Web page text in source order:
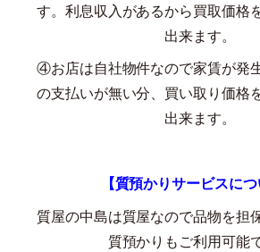
す。利息収入があるから買取価格
出来ます。
④お店は自社物件なので家賃が発
の支払いが無い分、買い取り価格
出来ます。
【質預かりサービスにつ
質屋の中島は質屋なので品物を担
質預かりもご利用可能で